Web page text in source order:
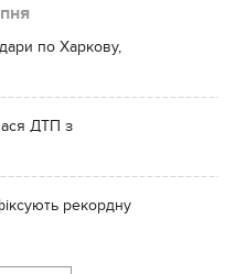
по Харкову,
ДТП з
рекордну